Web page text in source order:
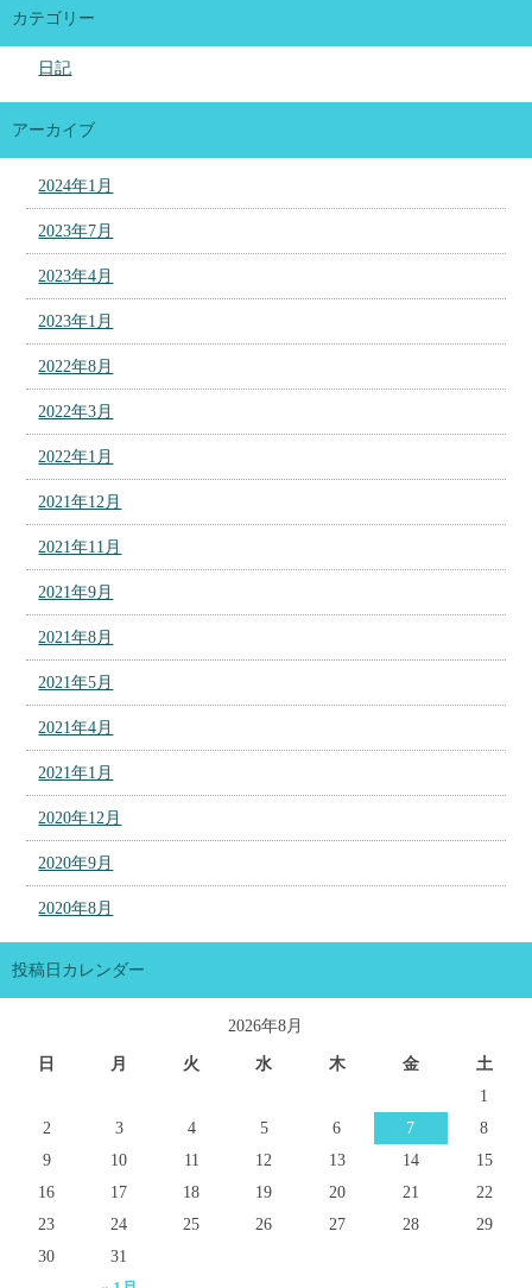
カテゴリー
日記
アーカイブ
2024年1月
2023年7月
2023年4月
2023年1月
2022年8月
2022年3月
2022年1月
2021年12月
2021年11月
2021年9月
2021年8月
2021年5月
2021年4月
2021年1月
2020年12月
2020年9月
2020年8月
投稿日カレンダー
2026年8月
日 月 火 水 木 金 土
1
2
3 4 5 6 7
8
9
10 11 12 13 14
15
16
17 18 19 20 21
22
23
24 25 26 27 28
29
30
31